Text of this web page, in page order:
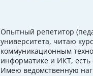
Опытный репетитор
университета, читаю
коммуникационным
информатике и ИКТ,
Имею ведомственную